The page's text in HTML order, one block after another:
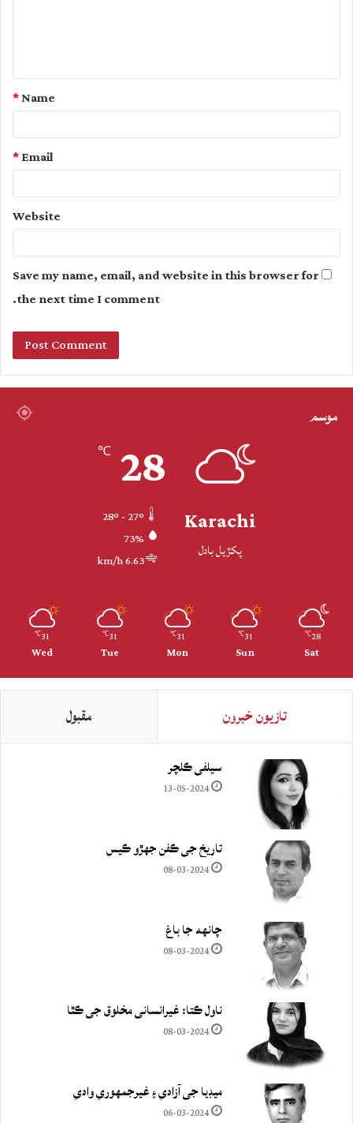
t
Name
*
Email
*
Website
Save my name, email, and website in this browser for
the next time I comment.
موسم
Karachi
پکڙيل بادل
28
℃
73%
6.63 km/h
28
℃
Sat
31
℃
Sun
31
℃
Mon
31
℃
Tue
31
℃
Wed
تازيون خبرون مقبول
سيلفي ڪلچر
13-05-2024
تاريخ جي ڪفن جھڙو ڪيس
08-03-2024
چانهه جا باغ
08-03-2024
ناول ڪتا: غيرانساني مخلوق جي ڪٿا
08-03-2024
ميڊيا جي آزادي ۽ غيرجمھوري وادي
06-03-2024